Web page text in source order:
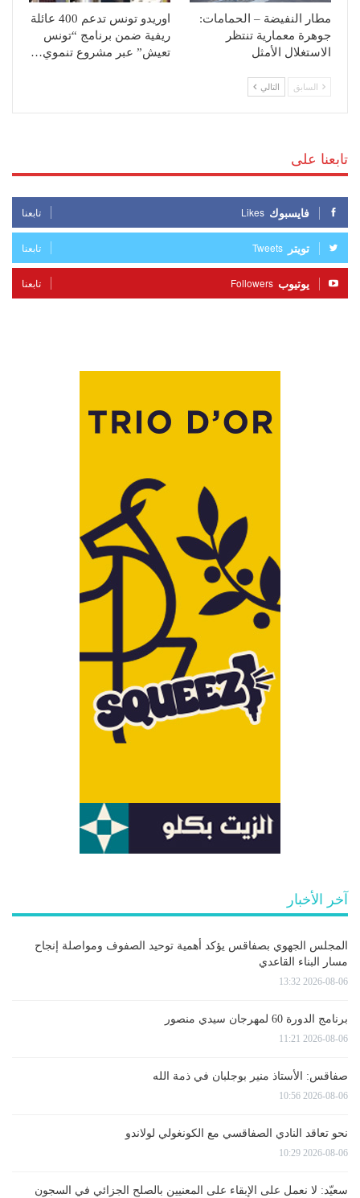
مطار النفيضة – الحمامات:
جوهرة معمارية تنتظر
الاستغلال الأمثل‎
اوريدو تونس تدعم 400 عائلة
ريفية ضمن برنامج “تونس
تعيش” عبر مشروع تنموي…
السابق التالي
تابعنا على
فايسبوك Likes تابعنا
تويتر Tweets تابعنا
يوتيوب Followers تابعنا
آخر الأخبار
المجلس الجهوي بصفاقس يؤكد أهمية توحيد الصفوف ومواصلة إنجاح
مسار البناء القاعدي
2026-08-06 13:32
برنامج الدورة 60 لمهرجان سيدي منصور
2026-08-06 11:21
صفاقس: الأستاذ منير بوجلبان في ذمة الله
2026-08-06 10:56
نحو تعاقد النادي الصفاقسي مع الكونغولي لولاندو
2026-08-06 10:29
سعيّد: لا نعمل على الإبقاء على المعنيين بالصلح الجزائي في السجون